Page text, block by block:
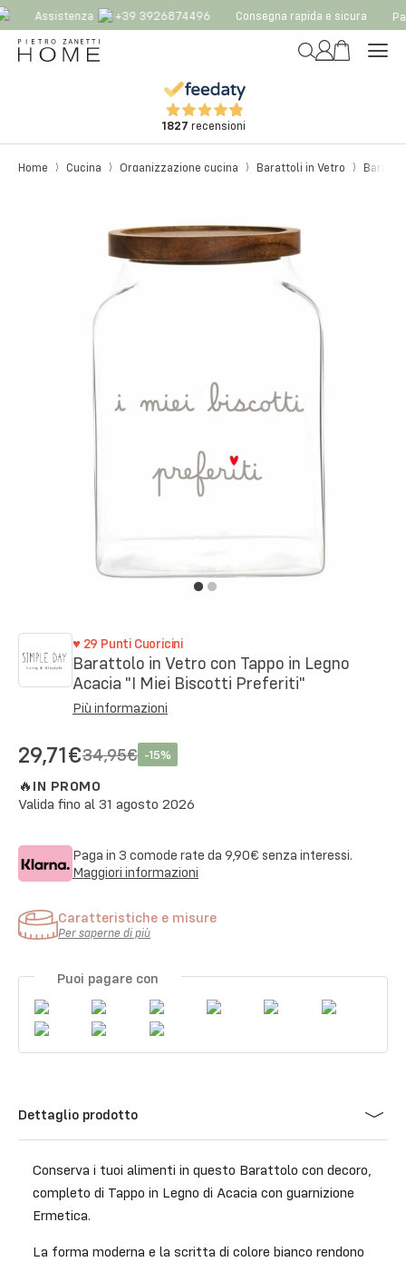
Assistenza +39 3926874496 Consegna rapida e sicura
1827 recensioni
Home Cucina Organizzazione cucina Barattoli in Vetro
♥ 29 Punti Cuoricini
Barattolo in Vetro con Tappo in Legno
Acacia "I Miei Biscotti Preferiti"
Più informazioni
29,71€34,95€ -15%
🔥 IN PROMO
Valida fino al 31 agosto 2026
Paga in 3 comode rate da 9,90€ senza interessi.
Maggiori informazioni
Caratteristiche e misure
Per saperne di più
Puoi pagare con
Dettaglio prodotto
Conserva i tuoi alimenti in questo Barattolo con decoro,
completo di Tappo in Legno di Acacia con guarnizione
Ermetica.
La forma moderna e la scritta di colore bianco rendono